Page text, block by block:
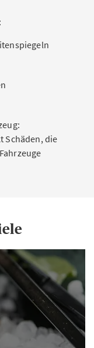
Schäden, die